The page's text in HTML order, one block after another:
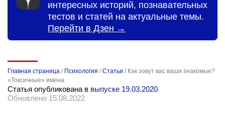
интересных историй, познавательных
тестов и статей на актуальные темы.
Перейти в Дзен →
Главная страница / Психология /Статьи / Как зовут вас ваши знакомые?
«Токсичные» имена
Статья опубликована в выпуске 19.03.2020
Обновлено 15.08.2022